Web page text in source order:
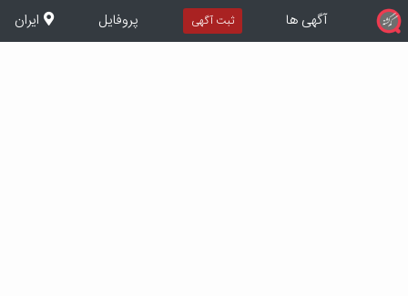
آگهی ها ثبت آگهی پروفایل ایران